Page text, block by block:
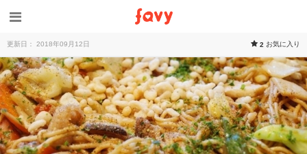
更新日： 2018年09月12日 2 お気に入り